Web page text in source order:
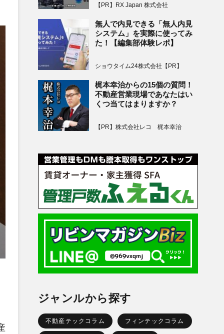
【PR】RX Japan 株式会社
無人で内見できる「無人内見
システム」を実際に使ってみ
た！【編集部体験レポ】
ショウタイム24株式会社【PR】
梶本幸治からの15個の質問！
不動産営業現場であなたはい
くつ当てはまりますか？
【PR】株式会社レコ 梶本幸治
ジャンルから探す
不動産テックコラム フィンテックコラム